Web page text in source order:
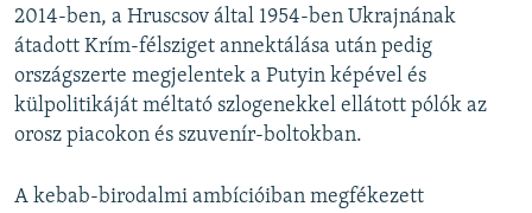
2014-ben, a Hruscsov által 1954-ben Ukrajnának
átadott Krím-félsziget annektálása után pedig
országszerte megjelentek a Putyin képével és
külpolitikáját méltató szlogenekkel ellátott pólók az
orosz piacokon és szuvenír-boltokban.
A kebab-birodalmi ambícióiban megfékezett